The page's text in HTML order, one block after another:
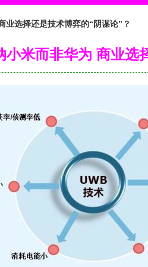
业选择还是技术博弈的“阴谋论”？
小米而非华为 商业选